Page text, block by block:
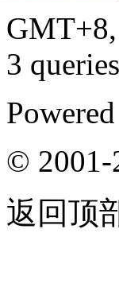
3
© 2001-
返回顶